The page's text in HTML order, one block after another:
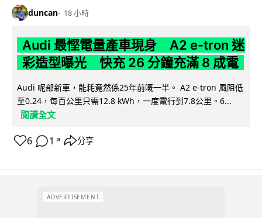
duncan 18 小時
Audi 最慳電量產車現身 A2 e-tron 迷
彩造型曝光 快充 26 分鐘充滿 8 成電
Audi 呢部新車，能耗竟然係25年前嘅一半。 A2 e-tron 風阻低
至0.24，每百公里只需12.8 kWh，一度電行到7.8公里。6...
閱讀全文
6 1 ↗ 分享
ADVERTISEMENT